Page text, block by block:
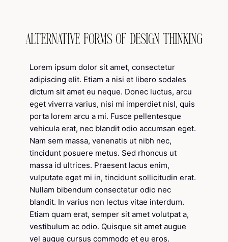
ALTERNATIVE FORMS OF DESIGN THINKING
Lorem ipsum dolor sit amet, consectetur
adipiscing elit. Etiam a nisi et libero sodales
dictum sit amet eu neque. Donec luctus, arcu
eget viverra varius, nisi mi imperdiet nisl, quis
porta lorem arcu a mi. Fusce pellentesque
vehicula erat, nec blandit odio accumsan eget.
Nam sem massa, venenatis ut nibh nec,
tincidunt posuere metus. Sed rhoncus ut
massa id ultrices. Praesent lacus enim,
vulputate eget mi in, tincidunt sollicitudin erat.
Nullam bibendum consectetur odio nec
blandit. In varius non lectus vitae interdum.
Etiam quam erat, semper sit amet volutpat a,
vestibulum ac odio. Quisque sit amet augue
vel augue cursus commodo et eu eros.